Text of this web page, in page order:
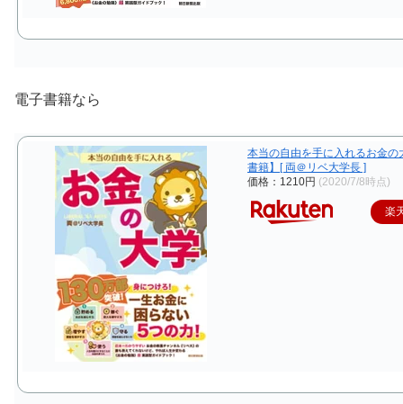
電子書籍なら
本当の自由を手に入れるお金の
書籍】[ 両＠リベ大学長 ]
価格：1210円 (2020/7/8時点)
楽